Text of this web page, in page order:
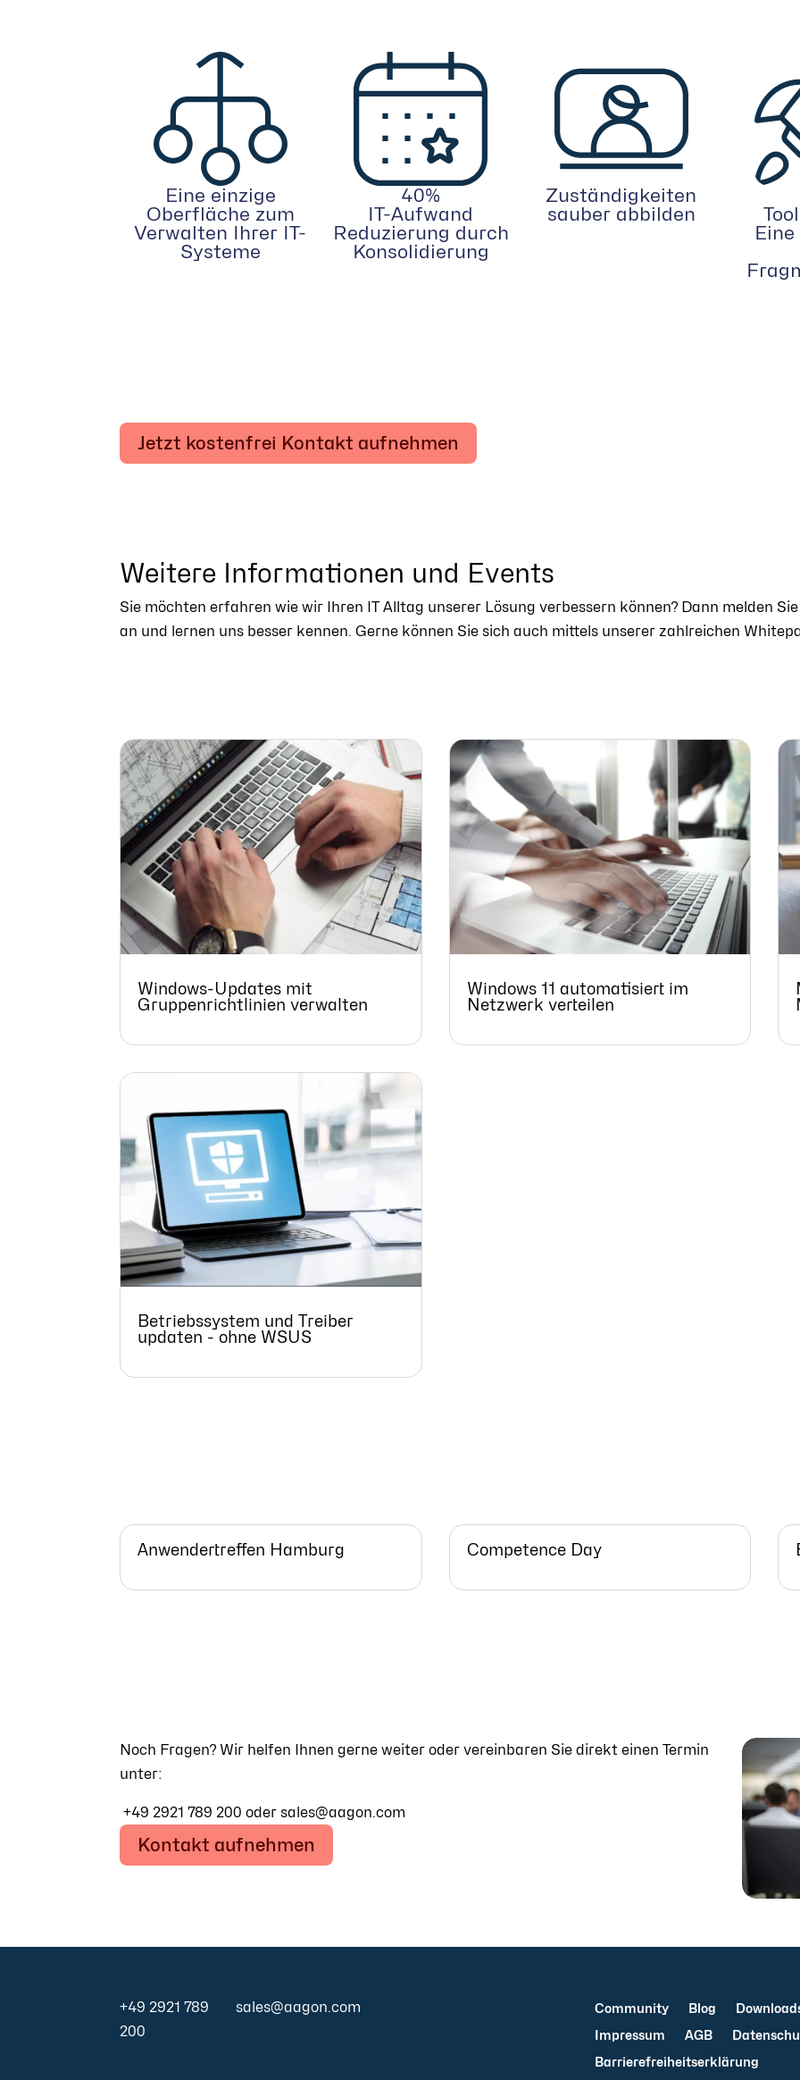
Eine einzige
Oberfläche zum
Verwalten Ihrer IT-
Systeme
40%
IT-Aufwand
Reduzierung durch
Konsolidierung
Zuständigkeiten
sauber abbilden
Jetzt kostenfrei Kontakt aufnehmen
Weitere Informationen und Events
Sie möchten erfahren wie wir Ihren IT Alltag unserer Lösung verbessern können? Dann melden
an und lernen uns besser kennen. Gerne können Sie sich auch mittels unserer zahlreichen
Windows-Updates mit
Gruppenrichtlinien verwalten
Windows 11 automatisiert im
Netzwerk verteilen
Betriebssystem und Treiber
updaten - ohne WSUS
Anwendertreffen Hamburg Competence Day
Noch Fragen? Wir helfen Ihnen gerne weiter oder vereinbaren Sie direkt einen Termin
unter:
+49 2921 789 200 oder sales@aagon.com
Kontakt aufnehmen
+49 2921 789
200
sales@aagon.com Community Blog
Impressum
AGB
Barrierefreiheitserklärung